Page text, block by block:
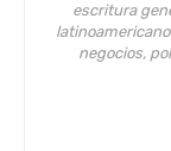
escritura
negocios,